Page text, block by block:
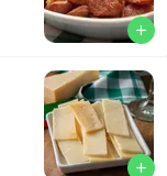
add
add